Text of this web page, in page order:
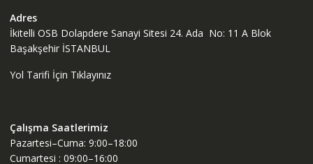
Adres
İkitelli OSB Dolapdere Sanayi Sitesi 24. Ada No: 11 A Blok
Başakşehir İSTANBUL
Yol Tarifi İçin Tıklayınız
Çalışma Saatlerimiz
Pazartesi–Cuma: 9:00–18:00
Cumartesi : 09:00–16:00